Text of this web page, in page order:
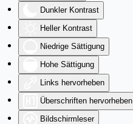
Dunkler Kontrast
Heller Kontrast
Niedrige Sättigung
Hohe Sättigung
Links hervorheben
Überschriften hervorheben
Bildschirmleser